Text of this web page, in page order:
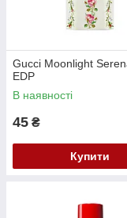
Gucci Moonlight
EDP
В наявності
45 ₴
Купити